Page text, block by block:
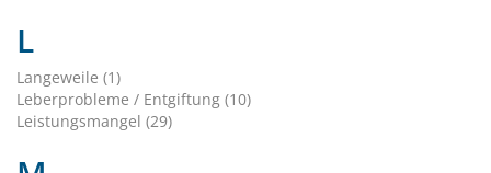
L
Langeweile (1)
Leberprobleme / Entgiftung (10)
Leistungsmangel (29)